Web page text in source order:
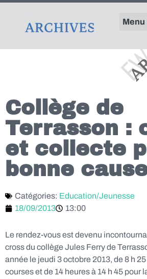
Collège de
Terrasson :
et collecte
bonne
Catégories: Education/Jeunesse
18/09/2013
13:00
Le rendez-vous est devenu
cross du collège Jules Ferry de
année le jeudi 3 octobre 2013, de 8 h
courses et de 14 heures à 14 h 45 pour